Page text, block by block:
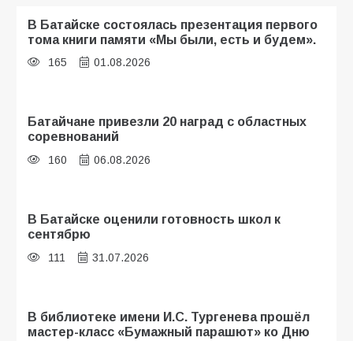
В Батайске состоялась презентация первого
тома книги памяти «Мы были, есть и будем».
165 01.08.2026
Батайчане привезли 20 наград с областных
соревнований
160 06.08.2026
В Батайске оценили готовность школ к
сентябрю
111 31.07.2026
В библиотеке имени И.С. Тургенева прошёл
мастер-класс «Бумажный парашют» ко Дню